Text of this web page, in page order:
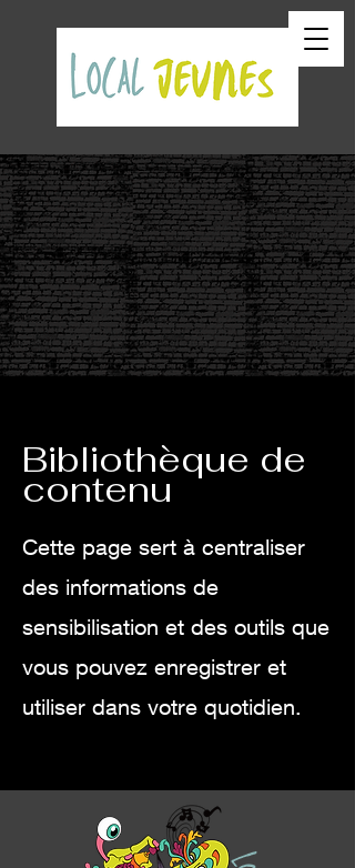
Bibliothèque de
contenu
Cette page sert à centraliser
des informations de
sensibilisation et des outils que
vous pouvez enregistrer et
utiliser dans votre quotidien.